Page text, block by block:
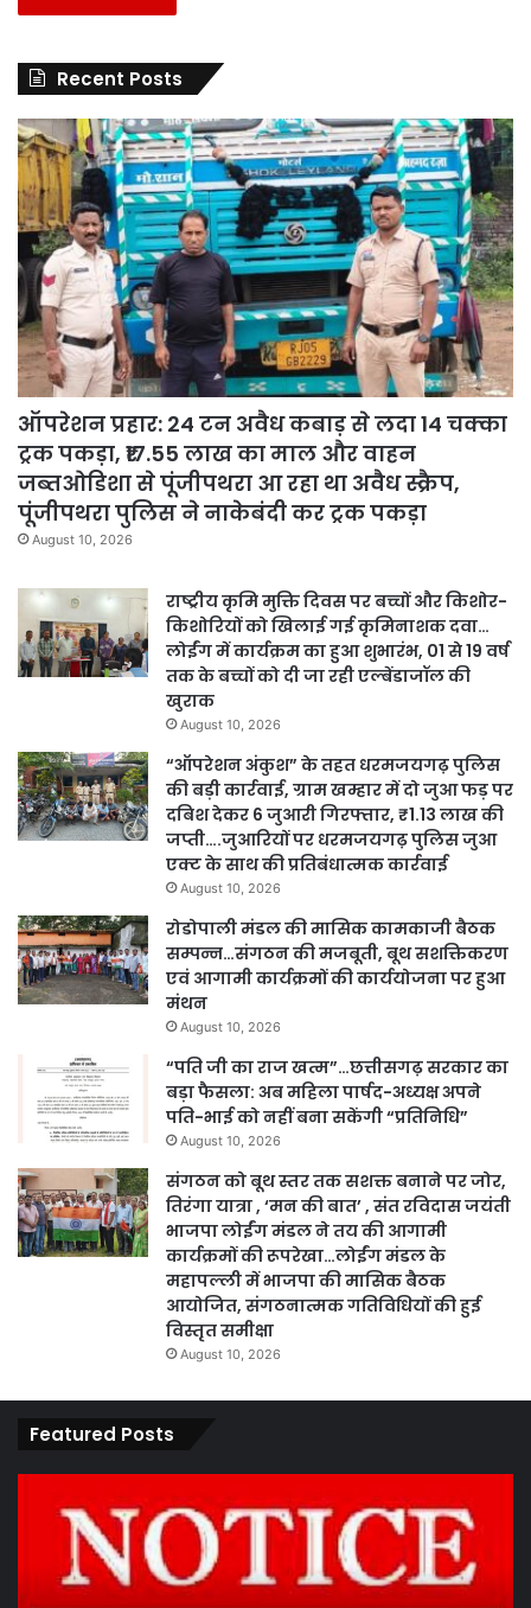
Recent Posts
ऑपरेशन प्रहार: 24 टन अवैध कबाड़ से लदा 14 चक्का
ट्रक पकड़ा, ₹17.55 लाख का माल और वाहन
जब्तओडिशा से पूंजीपथरा आ रहा था अवैध स्क्रैप,
पूंजीपथरा पुलिस ने नाकेबंदी कर ट्रक पकड़ा
August 10, 2026
राष्ट्रीय कृमि मुक्ति दिवस पर बच्चों और किशोर-
किशोरियों को खिलाई गई कृमिनाशक दवा…
लोईंग में कार्यक्रम का हुआ शुभारंभ, 01 से 19 वर्ष
तक के बच्चों को दी जा रही एल्बेंडाजॉल की
खुराक
August 10, 2026
“ऑपरेशन अंकुश” के तहत धरमजयगढ़ पुलिस
की बड़ी कार्रवाई, ग्राम खम्हार में दो जुआ फड़ पर
दबिश देकर 6 जुआरी गिरफ्तार, ₹1.13 लाख की
जप्ती….जुआरियों पर धरमजयगढ़ पुलिस जुआ
एक्ट के साथ की प्रतिबंधात्मक कार्रवाई
August 10, 2026
रोडोपाली मंडल की मासिक कामकाजी बैठक
सम्पन्न…संगठन की मजबूती, बूथ सशक्तिकरण
एवं आगामी कार्यक्रमों की कार्ययोजना पर हुआ
मंथन
August 10, 2026
“पति जी का राज खत्म”…छत्तीसगढ़ सरकार का
बड़ा फैसला: अब महिला पार्षद-अध्यक्ष अपने
पति-भाई को नहीं बना सकेंगी “प्रतिनिधि”
August 10, 2026
संगठन को बूथ स्तर तक सशक्त बनाने पर जोर,
तिरंगा यात्रा , ‘मन की बात’ , संत रविदास जयंती
भाजपा लोईंग मंडल ने तय की आगामी
कार्यक्रमों की रूपरेखा…लोईंग मंडल के
महापल्ली में भाजपा की मासिक बैठक
आयोजित, संगठनात्मक गतिविधियों की हुई
विस्तृत समीक्षा
August 10, 2026
Featured Posts
ठेकेदार